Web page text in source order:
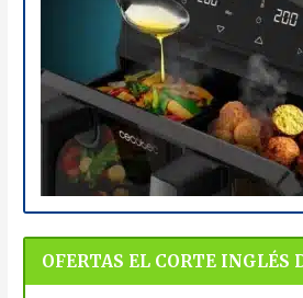
OFERTAS EL CORTE INGLÉS